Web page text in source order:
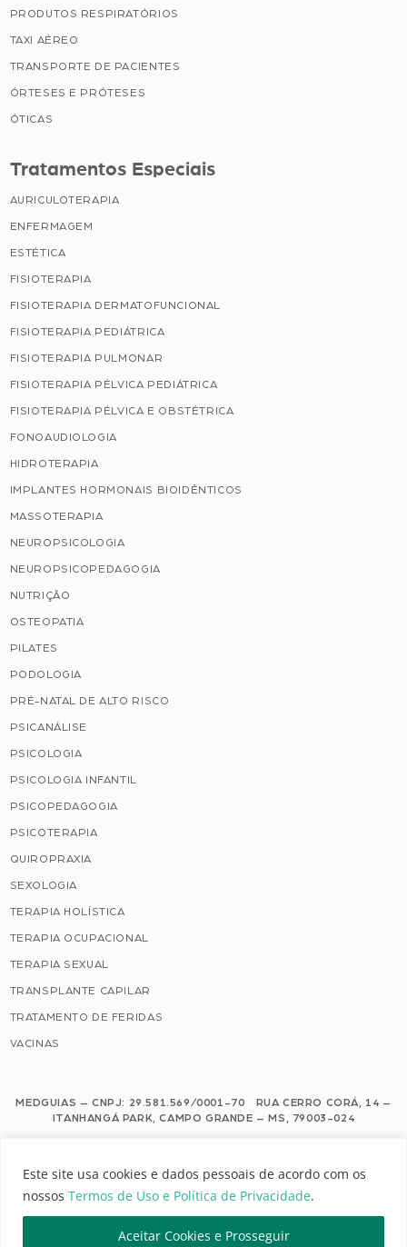
Este site usa cookies e dados pessoais de acordo com os
nossos Termos de Uso e Política de Privacidade.
Aceitar Cookies e Prosseguir
PRODUTOS RESPIRATÓRIOS
TAXI AÉREO
TRANSPORTE DE PACIENTES
ÓRTESES E PRÓTESES
ÓTICAS
Tratamentos Especiais
AURICULOTERAPIA
ENFERMAGEM
ESTÉTICA
FISIOTERAPIA
FISIOTERAPIA DERMATOFUNCIONAL
FISIOTERAPIA PEDIÁTRICA
FISIOTERAPIA PULMONAR
FISIOTERAPIA PÉLVICA PEDIÁTRICA
FISIOTERAPIA PÉLVICA E OBSTÉTRICA
FONOAUDIOLOGIA
HIDROTERAPIA
IMPLANTES HORMONAIS BIOIDÊNTICOS
MASSOTERAPIA
NEUROPSICOLOGIA
NEUROPSICOPEDAGOGIA
NUTRIÇÃO
OSTEOPATIA
PILATES
PODOLOGIA
PRÉ-NATAL DE ALTO RISCO
PSICANÁLISE
PSICOLOGIA
PSICOLOGIA INFANTIL
PSICOPEDAGOGIA
PSICOTERAPIA
QUIROPRAXIA
SEXOLOGIA
TERAPIA HOLÍSTICA
TERAPIA OCUPACIONAL
TERAPIA SEXUAL
TRANSPLANTE CAPILAR
TRATAMENTO DE FERIDAS
VACINAS
MEDGUIAS – CNPJ: 29.581.569/0001-70 RUA CERRO CORÁ, 14 –
ITANHANGÁ PARK, CAMPO GRANDE – MS, 79003-024
Este site usa cookies e dados pessoais de acordo com os nossos Termos de
Uso e Política de Privacidade.
Configuração de Cookies